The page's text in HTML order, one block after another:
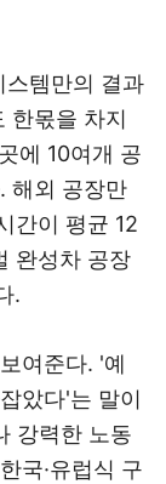
스템만의 결과
한몫을 차지
에 10여개 공
해외 공장만
간이 평균 12
완성차 공장
.
여준다. '예
았다'는 말이
강력한 노동
국·유럽식 구